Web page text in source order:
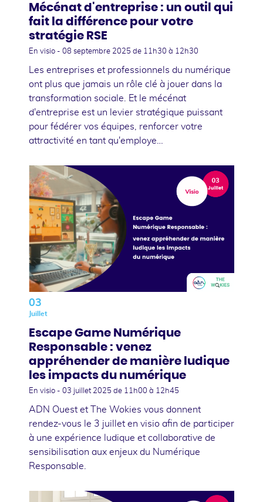
Mécénat d'entreprise : un outil qui
fait la différence pour votre
stratégie RSE
En visio - 08 septembre 2025 de 11h30 à 12h30
Les entreprises et professionnels du numérique
ont plus que jamais un rôle clé à jouer dans la
transformation sociale. Et le mécénat
d'entreprise est un levier stratégique puissant
pour fédérer vos équipes, renforcer votre
attractivité en tant qu'employe…
03
Juillet
Escape Game Numérique
Responsable : venez
appréhender de manière ludique
les impacts du numérique
En visio - 03 juillet 2025 de 11h00 à 12h45
ADN Ouest et The Wokies vous donnent
rendez-vous le 3 juillet en visio afin de participer
à une expérience ludique et collaborative de
sensibilisation aux enjeux du Numérique
Responsable.